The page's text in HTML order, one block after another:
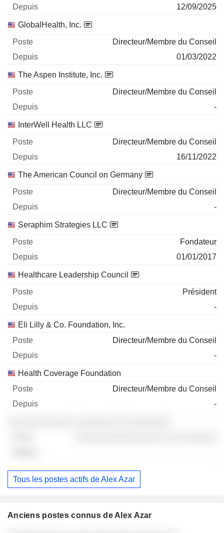
12/09/2025
GlobalHealth, Inc.
Directeur/Membre du Conseil
01/03/2022
The Aspen Institute, Inc.
Directeur/Membre du Conseil
-
InterWell Health LLC
Directeur/Membre du Conseil
16/11/2022
The American Council on Germany
Directeur/Membre du Conseil
-
Seraphim Strategies LLC
Fondateur
01/01/2017
Healthcare Leadership Council
Président
-
Eli Lilly & Co. Foundation, Inc.
Directeur/Membre du Conseil
-
Health Coverage Foundation
Directeur/Membre du Conseil
-
Tous les postes actifs de Alex Azar
Anciens postes connus de Alex Azar